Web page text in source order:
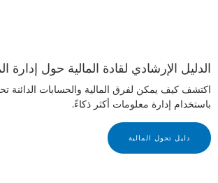
الدليل الإرشادي لقادة المالية حول إدارة
اكتشف كيف يمكن لفرق المالية والحسابات الدائنة
باستخدام إدارة معلومات أكثر ذكاءً.
دليل تحول المالية